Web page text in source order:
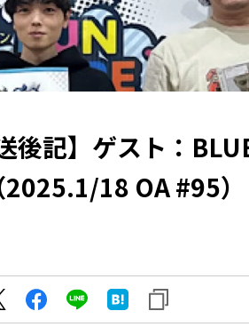
後記】ゲスト：
18 OA #95）